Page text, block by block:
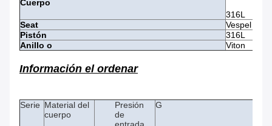
Cuerpo
316L
Seat
Vespel
Pistón
316L
Anillo o
Viton
Información el ordenar
Serie Material del
cuerpo
Presión
de
G